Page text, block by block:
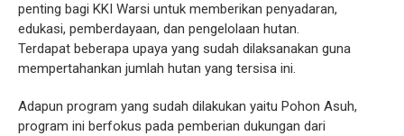
penting bagi KKI Warsi untuk memberikan penyadaran,
edukasi, pemberdayaan, dan pengelolaan hutan.
Terdapat beberapa upaya yang sudah dilaksanakan guna
mempertahankan jumlah hutan yang tersisa ini.
Adapun program yang sudah dilakukan yaitu Pohon Asuh,
program ini berfokus pada pemberian dukungan dari